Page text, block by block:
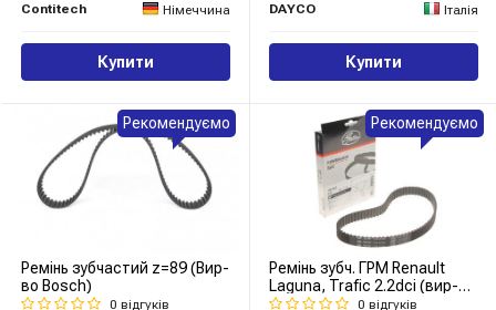
Contitech
Німеччина
Купити
DAYCO
Італія
Купити
Ремінь зубчастий z=89 (Вир-
во Bosch)
0 відгуків
Рекомендуємо
Ремінь зубч. ГРМ Renault
Laguna, Trafic 2.2dci (вир-во
Gates)
0 відгуків
Рекомендуємо